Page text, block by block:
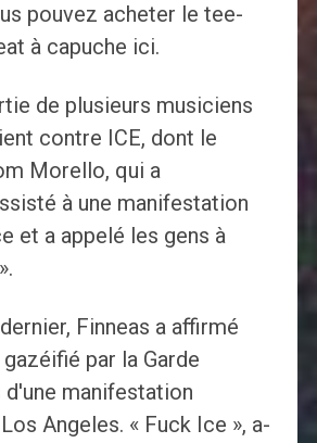
pouvez acheter le tee-
à capuche ici.
de plusieurs musiciens
contre ICE, dont le
Morello, qui a
à une manifestation
et a appelé les gens à
Finneas a affirmé
par la Garde
manifestation
Angeles. « Fuck Ice », a-